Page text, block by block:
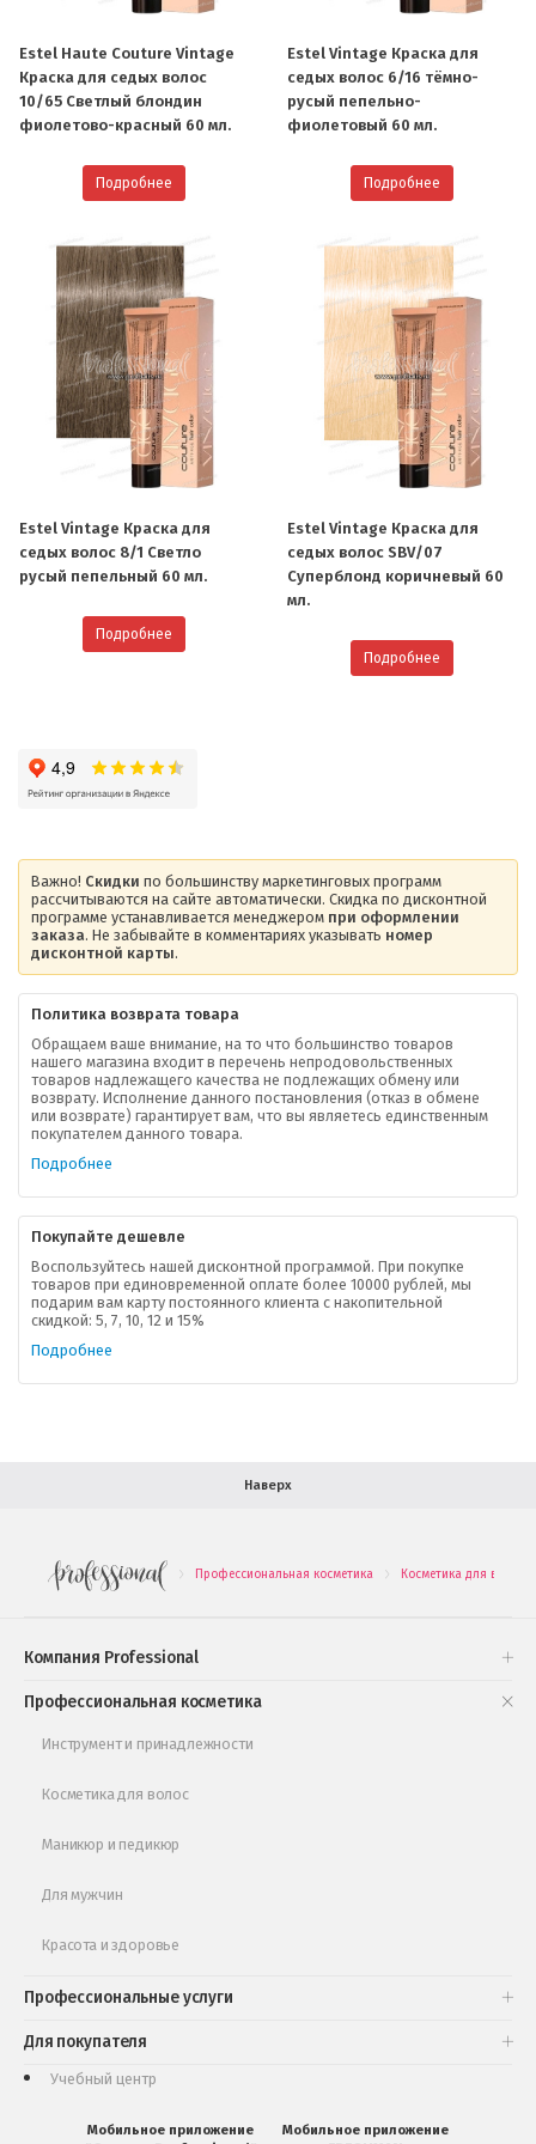
Estel Haute Couture Vintage
Краска для седых волос
10/65 Светлый блондин
фиолетово-красный 60 мл.
Подробнее
Estel Vintage Краска для
седых волос 6/16 тёмно-
русый пепельно-
фиолетовый 60 мл.
Подробнее
Estel Vintage Краска для
седых волос 8/1 Светло
русый пепельный 60 мл.
Подробнее
Estel Vintage Краска для
седых волос SBV/07
Cуперблонд коричневый 60
мл.
Подробнее
Важно! Скидки по большинству маркетинговых программ
рассчитываются на сайте автоматически. Скидка по дисконтной
программе устанавливается менеджером при оформлении
заказа. Не забывайте в комментариях указывать номер
дисконтной карты.
Политика возврата товара
Обращаем ваше внимание, на то что большинство товаров
нашего магазина входит в перечень непродовольственных
товаров надлежащего качества не подлежащих обмену или
возврату. Исполнение данного постановления (отказ в обмене
или возврате) гарантирует вам, что вы являетесь единственным
покупателем данного товара.
Подробнее
Покупайте дешевле
Воспользуйтесь нашей дисконтной программой. При покупке
товаров при единовременной оплате более 10000 рублей, мы
подарим вам карту постоянного клиента с накопительной
скидкой: 5, 7, 10, 12 и 15%
Подробнее
Наверх
. Профессиональная косметика . Косметика для волос
Компания Professional
О компании
Ваша скидка
Контактная информация
В помощь покупателю
Форма обратной связи
Профессиональная косметика
Инструмент и принадлежности
Косметика для волос
Маникюр и педикюр
Для мужчин
Красота и здоровье
Профессиональные услуги
Для покупателя
Подарочные наборы
Обучающее видео
Учебный центр
Мобильное приложение Мобильное приложение